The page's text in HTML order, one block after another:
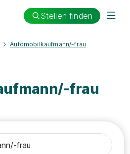
Stellen finden
Automobilkaufmann/-frau
frau